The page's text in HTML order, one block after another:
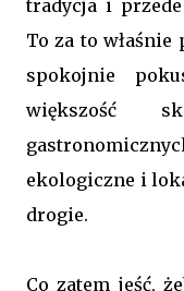
tradycja i
To za to właśnie
spokojnie
większość
ekologiczne i
drogie.
Co zatem jeść,